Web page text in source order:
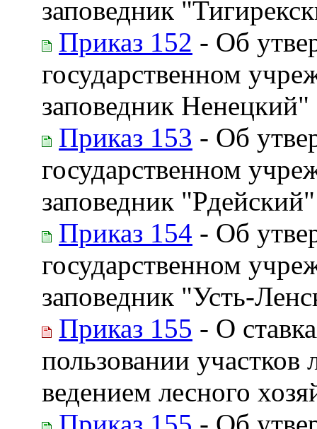
заповедник
Приказ 152 - Об
государственном
заповедник Ненецкий"
Приказ 153 - Об
государственном
заповедник "Рдейский"
Приказ 154 - Об
государственном
заповедник "Усть-
Приказ 155 - О
пользовании участков
ведением лесного